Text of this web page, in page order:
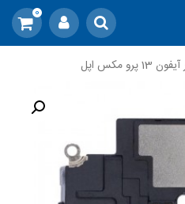
0
مکس اپل